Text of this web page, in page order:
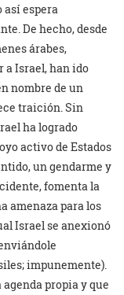
así espera
De hecho, desde
árabes,
a Israel, han ido
nombre de un
traición. Sin
ha logrado
activo de Estados
un gendarme y
fomenta la
amenaza para los
Israel se anexionó
impunemente).
propia y que